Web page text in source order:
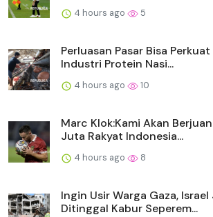
4 hours ago 5
Perluasan Pasar Bisa
Industri Protein Nasi...
4 hours ago 10
Marc Klok:Kami Akan
Juta Rakyat Indonesia...
4 hours ago 8
Ingin Usir Warga Gaza,
Ditinggal Kabur Seperem...